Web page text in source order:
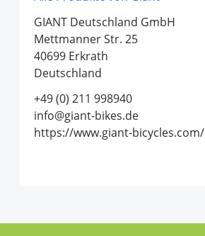
GIANT Deutschland GmbH
Mettmanner Str. 25
40699 Erkrath
Deutschland
+49 (0) 211 998940
info@giant-bikes.de
https://www.giant-bicycles.com/